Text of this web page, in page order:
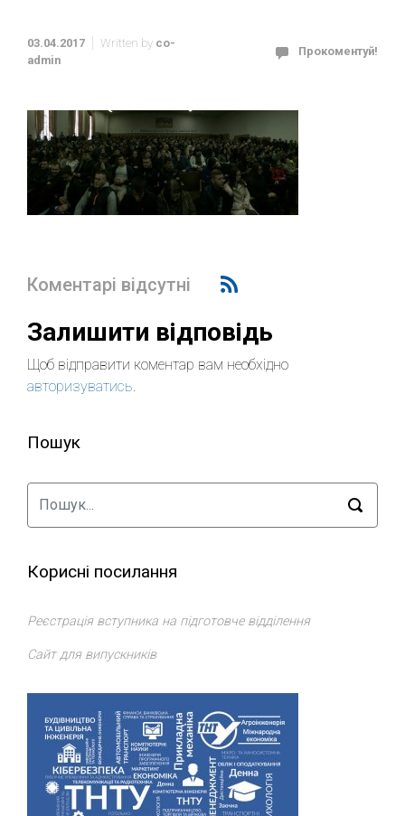
03.04.2017 Written by co-
admin
Прокоментуй!
Коментарі відсутні
Залишити відповідь
Щоб відправити коментар вам необхідно
авторизуватись.
Пошук
Корисні посилання
Реєстрація вступника на підготовче відділення
Сайт для випускників